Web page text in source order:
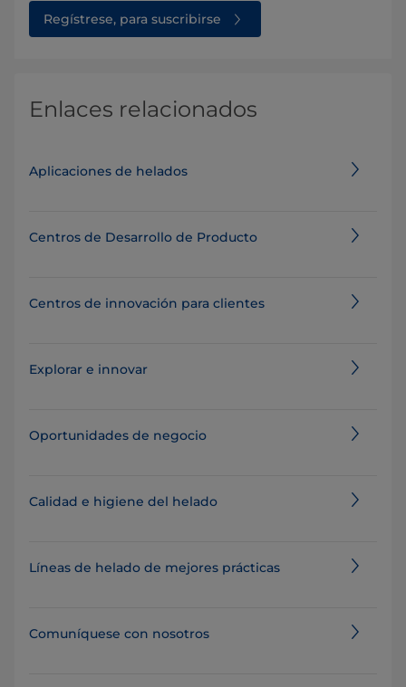
Regístrese, para suscribirse
Enlaces relacionados
Aplicaciones de helados
Centros de Desarrollo de Producto
Centros de innovación para clientes
Explorar e innovar
Oportunidades de negocio
Calidad e higiene del helado
Líneas de helado de mejores prácticas
Comuníquese con nosotros